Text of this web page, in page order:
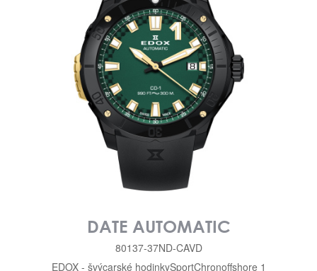
DATE AUTOMATIC
80137-37ND-CAVD
EDOX - švýcarské hodinkySportChronoffshore 1